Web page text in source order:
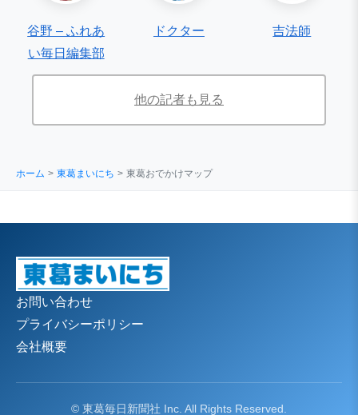
谷野 – ふれあ
い毎日編集部
ドクター 吉法師
他の記者も見る
ホーム 東葛まいにち 東葛おでかけマップ
お問い合わせ
プライバシーポリシー
会社概要
© 東葛毎日新聞社 Inc. All Rights Reserved.